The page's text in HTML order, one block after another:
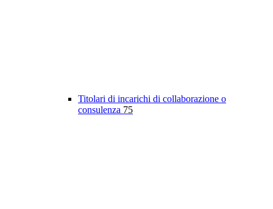
Titolari di incarichi di collaborazione o
consulenza 75